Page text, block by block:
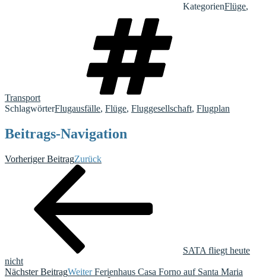
KategorienFlüge,
Transport
SchlagwörterFlugausfälle, Flüge, Fluggesellschaft, Flugplan
Beitrags-Navigation
Vorheriger BeitragZurück
SATA fliegt heute
nicht
Nächster BeitragWeiter Ferienhaus Casa Forno auf Santa Maria